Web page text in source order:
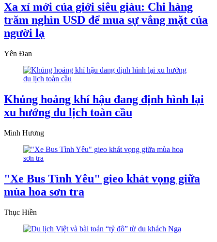
Xa xỉ mới của giới siêu giàu: Chi hàng
trăm nghìn USD để mua sự vắng mặt của
người lạ
Yên Đan
Khủng hoảng khí hậu đang định hình lại
xu hướng du lịch toàn cầu
Minh Hương
"Xe Bus Tình Yêu" gieo khát vọng giữa
mùa hoa sơn tra
Thục Hiền